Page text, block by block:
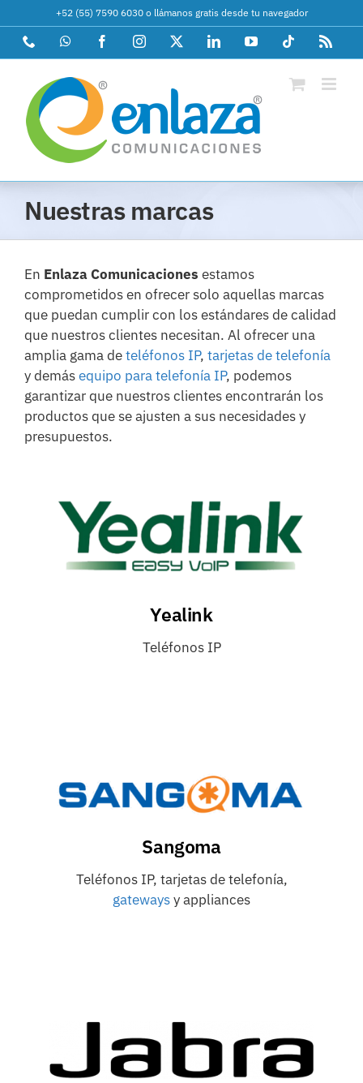
al
contenido
+52 (55) 7590 6030o llámanos gratis desde tu navegador
Phone WhatsAppFacebookInstagram LinkedInYouTube Tiktok Rss
Nuestras marcas
En Enlaza Comunicaciones estamos
comprometidos en ofrecer solo aquellas marcas
que puedan cumplir con los estándares de calidad
que nuestros clientes necesitan. Al ofrecer una
amplia gama deteléfonos IP, tarjetas de telefonía
y demásequipo para telefonía IP, podemos
garantizar que nuestros clientes encontrarán los
productos que se ajusten a sus necesidades y
presupuestos.
Yealink
Teléfonos IP
Sangoma
Teléfonos IP, tarjetas de telefonía,
gatewaysy appliances